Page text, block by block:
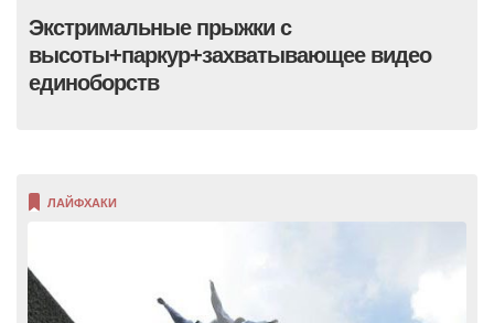
Экстримальные прыжки с
высоты+паркур+захватывающее видео
единоборств
ЛАЙФХАКИ